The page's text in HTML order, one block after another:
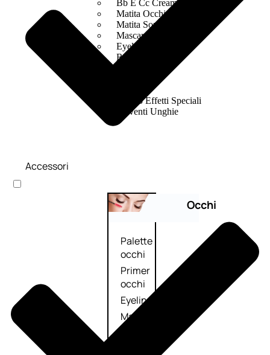
Bb E Cc Cream
Matita Occhi
Matita Sopracciglia
Mascara
Eyeliner
Rossetto
Smalto Effetti Speciali
Solventi Unghie
Occhi
Palette
occhi
Primer
occhi
Eyeliner
Mascara
Accessori